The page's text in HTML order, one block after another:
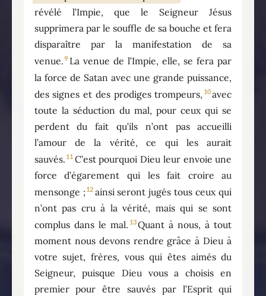
révélé l’Impie, que le Seigneur Jésus
supprimera par le souffle de sa bouche et fera
disparaître par la manifestation de sa
venue.9 La venue de l’Impie, elle, se fera par
la force de Satan avec une grande puissance,
des signes et des prodiges trompeurs, 10avec
toute la séduction du mal, pour ceux qui se
perdent du fait qu’ils n’ont pas accueilli
l’amour de la vérité, ce qui les aurait
sauvés. 11 C’est pourquoi Dieu leur envoie une
force d’égarement qui les fait croire au
mensonge ; 12 ainsi seront jugés tous ceux qui
n’ont pas cru à la vérité, mais qui se sont
complus dans le mal. 13Quant à nous, à tout
moment nous devons rendre grâce à Dieu à
votre sujet, frères, vous qui êtes aimés du
Seigneur, puisque Dieu vous a choisis en
premier pour être sauvés par l’Esprit qui